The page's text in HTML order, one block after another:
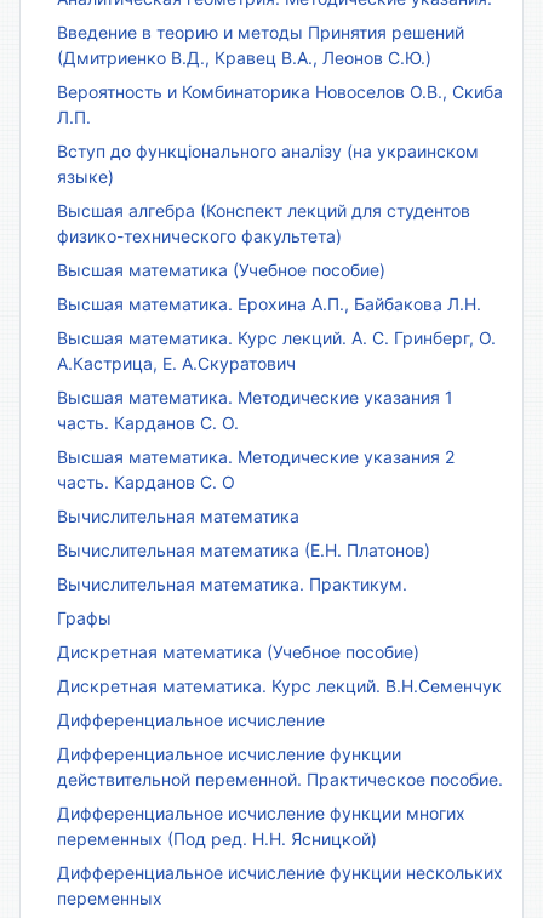
Введение в теорию и методы Принятия решений
(Дмитриенко В.Д., Кравец В.А., Леонов С.Ю.)
Вероятность и Комбинаторика Новоселов О.В., Скиба
Л.П.
Вступ до функціонального аналізу (на украинском
языке)
Высшая алгебра (Конспект лекций для студентов
физико-технического факультета)
Высшая математика (Учебное пособие)
Высшая математика. Ерохина А.П., Байбакова Л.Н.
Высшая математика. Курс лекций. А. С. Гринберг, О.
А.Кастрица, Е. А.Скуратович
Высшая математика. Методические указания 1
часть. Карданов С. О.
Высшая математика. Методические указания 2
часть. Карданов С. О
Вычислительная математика
Вычислительная математика (Е.Н. Платонов)
Вычислительная математика. Практикум.
Графы
Дискретная математика (Учебное пособие)
Дискретная математика. Курс лекций. В.Н.Семенчук
Дифференциальное исчисление
Дифференциальное исчисление функции
действительной переменной. Практическое пособие.
Дифференциальное исчисление функции многих
переменных (Под ред. Н.Н. Ясницкой)
Дифференциальное исчисление функции нескольких
переменных